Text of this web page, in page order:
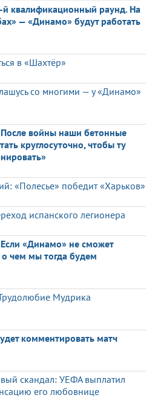
квалификационный раунд. На
— «Динамо» будут работать
в «Шахтёр»
со многими — у «Динамо»
войны наши бетонные
круглосуточно, чтобы ту
«Полесье» победит «Харьков»
испанского легионера
«Динамо» не сможет
о чем мы тогда будем
Мудрика
комментировать матч
скандал: УЕФА выплатил
его любовнице